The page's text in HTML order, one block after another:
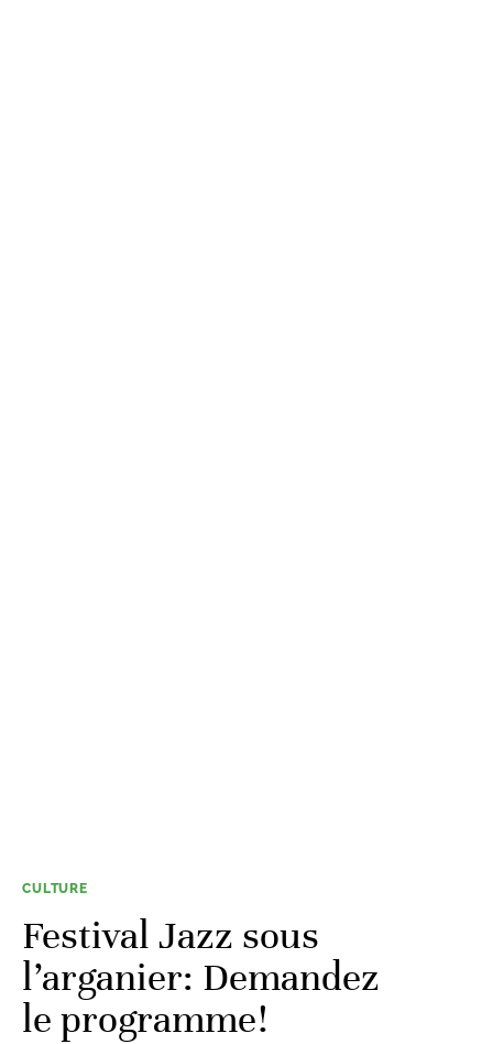
CULTURE
Festival Jazz sous
l’arganier: Demandez
le programme!